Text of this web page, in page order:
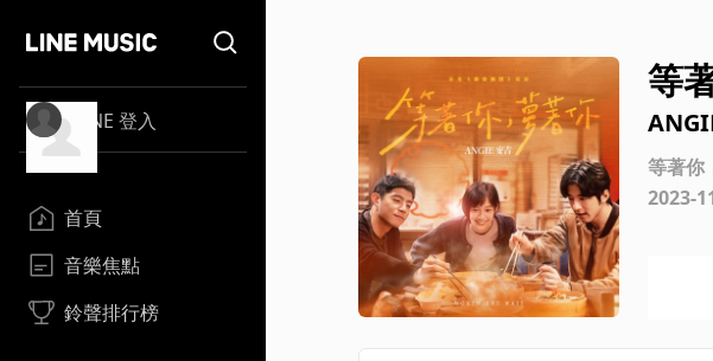
LINE 登入
首頁
音樂焦點
鈴聲排行榜
等
等著你
2023-